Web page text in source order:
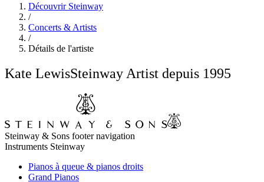
Découvrir Steinway
/
Concerts & Artists
/
Détails de l'artiste
Kate LewisSteinway Artist depuis 1995
Steinway & Sons footer navigation
Instruments Steinway
Pianos à queue & pianos droits
Grand Pianos